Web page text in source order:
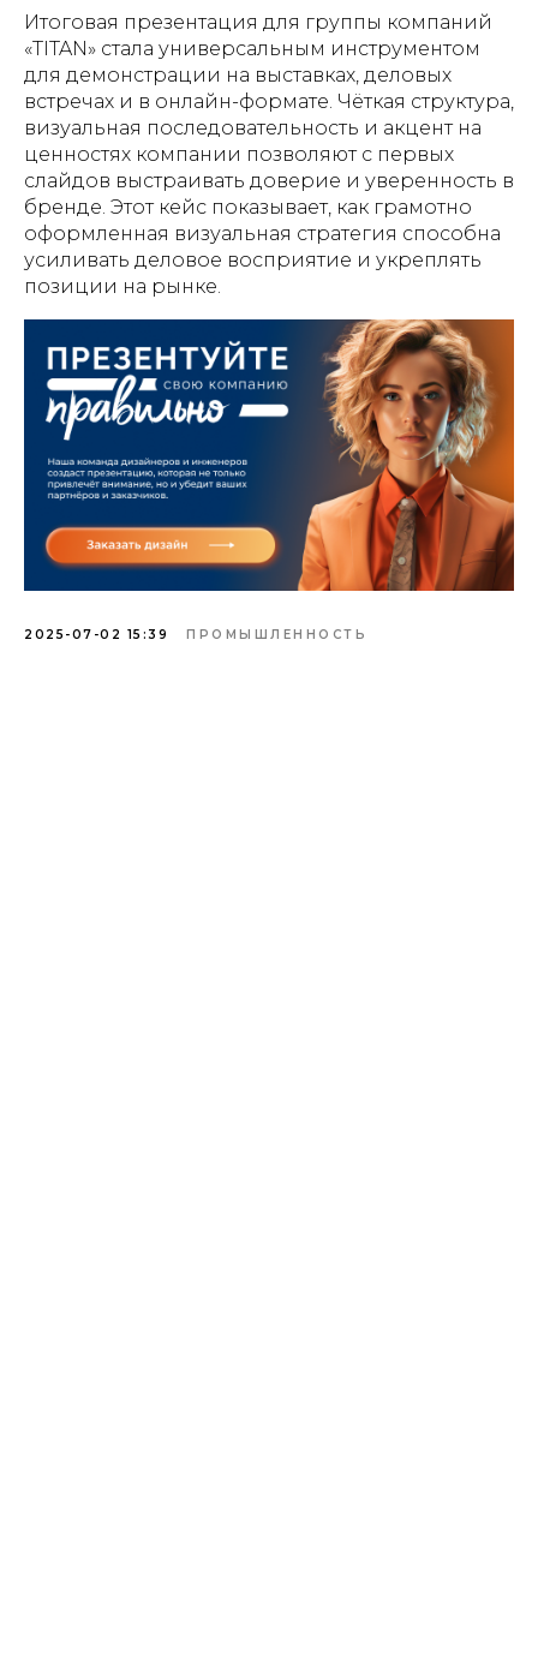
Итоговая презентация для группы компаний
«TITAN» стала универсальным инструментом
для демонстрации на выставках, деловых
встречах и в онлайн-формате. Чёткая структура,
визуальная последовательность и акцент на
ценностях компании позволяют с первых
слайдов выстраивать доверие и уверенность в
бренде. Этот кейс показывает, как грамотно
оформленная визуальная стратегия способна
усиливать деловое восприятие и укреплять
позиции на рынке.
2025-07-02 15:39 ПРОМЫШЛЕННОСТЬ
Создание, поддержка и
продвижение сайтов в Узбекистане